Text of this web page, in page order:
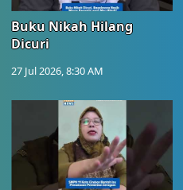
Buku Nikah Hilang
Dicuri
27 Jul 2026, 8:30 AM